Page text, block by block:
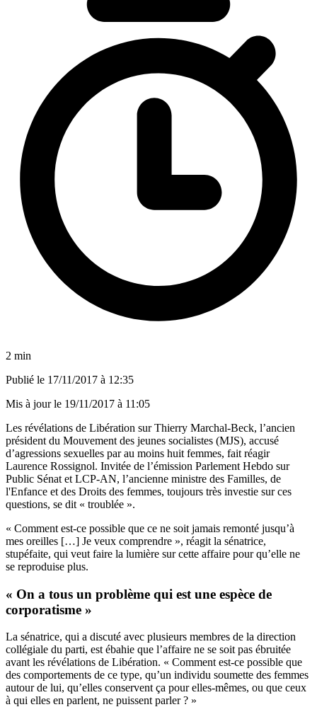
2 min
Publié le 17/11/2017 à 12:35
Mis à jour le 19/11/2017 à 11:05
Les révélations de Libération sur Thierry Marchal-Beck, l’ancien
président du Mouvement des jeunes socialistes (MJS), accusé
d’agressions sexuelles par au moins huit femmes, fait réagir
Laurence Rossignol. Invitée de l’émission Parlement Hebdo sur
Public Sénat et LCP-AN, l’ancienne ministre des Familles, de
l'Enfance et des Droits des femmes, toujours très investie sur ces
questions, se dit « troublée ».
« Comment est-ce possible que ce ne soit jamais remonté jusqu’à
mes oreilles […] Je veux comprendre », réagit la sénatrice,
stupéfaite, qui veut faire la lumière sur cette affaire pour qu’elle ne
se reproduise plus.
« On a tous un problème qui est une espèce de
corporatisme »
La sénatrice, qui a discuté avec plusieurs membres de la direction
collégiale du parti, est ébahie que l’affaire ne se soit pas ébruitée
avant les révélations de Libération. « Comment est-ce possible que
des comportements de ce type, qu’un individu soumette des femmes
autour de lui, qu’elles conservent ça pour elles-mêmes, ou que ceux
à qui elles en parlent, ne puissent parler ? »